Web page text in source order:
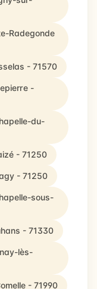
Radegonde
- 71570
-
du-
- 71250
- 71250
sous-
- 71330
lès-
- 71990